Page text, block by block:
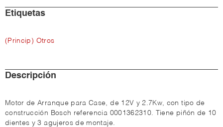
Etiquetas
(Princip) Otros
Descripción
Motor de Arranque para Case, de 12V y 2.7Kw, con tipo de
construcción Bosch referencia 0001362310. Tiene piñón de 10
dientes y 3 agujeros de montaje.